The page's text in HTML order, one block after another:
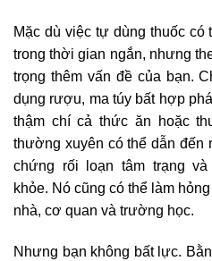
Mặc dù việc tự dùng thuốc
trong thời gian ngắn, nhưng
trọng thêm vấn đề của bạn.
dụng rượu, ma túy bất hợp
thậm chí cả thức ăn hoặc
thường xuyên có thể dẫn đến
chứng rối loạn tâm trạng
khỏe. Nó cũng có thể làm
nhà, cơ quan và trường học.
Nhưng bạn không bất lực.